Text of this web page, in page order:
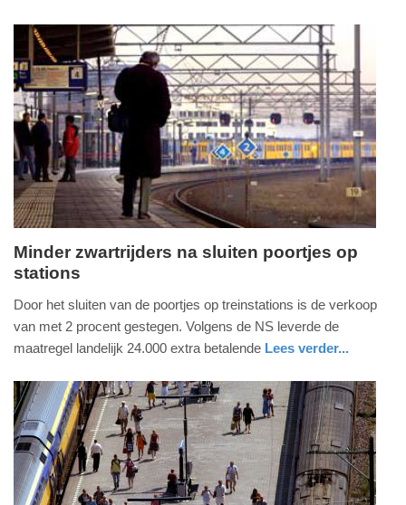
-
09:04
Update:
09-
04-
2025
09:10
holland
zondag,
08:51
Update:
09-
04-
2025
Minder zwartrijders na sluiten poortjes op
stations
Door het sluiten van de poortjes op treinstations is de verkoop
van met 2 procent gestegen. Volgens de NS leverde de
maatregel landelijk 24.000 extra betalende Lees verder...